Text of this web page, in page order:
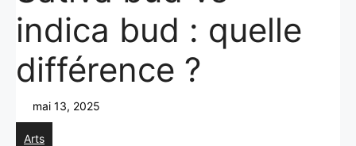
indica bud : quelle
différence ?
mai 13, 2025
Arts